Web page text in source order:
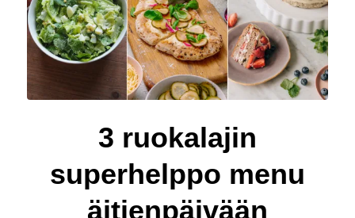
3 ruokalajin
superhelppo menu
äitienpäivään